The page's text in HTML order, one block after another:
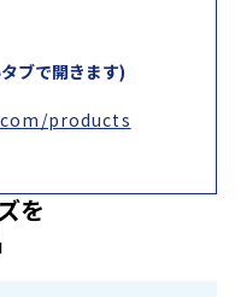
ブで開きます)
products
を